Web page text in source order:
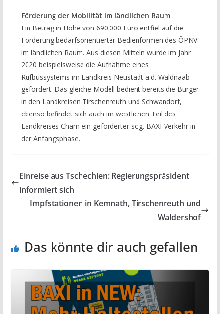
Förderung der Mobilität im ländlichen Raum
Ein Betrag in Höhe von 690.000 Euro entfiel auf die
Förderung bedarfsorientierter Bedienformen des ÖPNV
im ländlichen Raum. Aus diesen Mitteln wurde im Jahr
2020 beispielsweise die Aufnahme eines
Rufbussystems im Landkreis Neustadt a.d. Waldnaab
gefördert. Das gleiche Modell bedient bereits die Bürger
in den Landkreisen Tirschenreuth und Schwandorf,
ebenso befindet sich auch im westlichen Teil des
Landkreises Cham ein geförderter sog. BAXI-Verkehr in
der Anfangsphase.
Einreise aus Tschechien: Regierungspräsident
informiert sich
Impfstationen in Kemnath, Tirschenreuth und
Waldershof
Das könnte dir auch gefallen